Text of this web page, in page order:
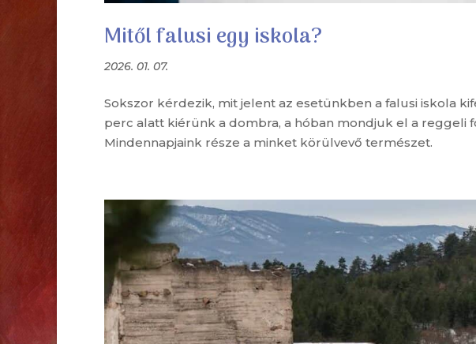
Mitől falusi egy iskola?
2026. 01. 07.
Sokszor kérdezik, mit jelent az esetünkben a falusi iskola
perc alatt kiérünk a dombra, a hóban mondjuk el a reggeli
Mindennapjaink része a minket körülvevő természet.